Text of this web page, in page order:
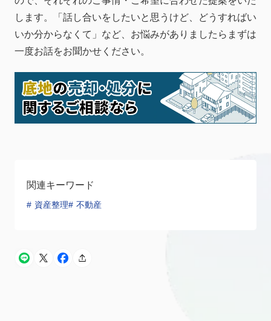
します。「話し合いをしたいと思うけど、どうすればい
いか分からなくて」など、お悩みがありましたらまずは
一度お話をお聞かせください。
関連キーワード
資産整理 不動産